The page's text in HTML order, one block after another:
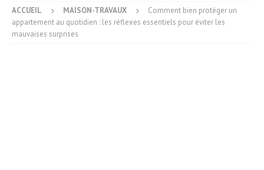
ACCUEIL MAISON-TRAVAUX
Comment bien protéger un
appartement au quotidien : les réflexes essentiels pour éviter les
mauvaises surprises